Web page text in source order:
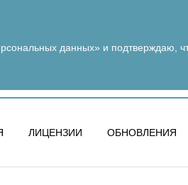
данных» и подтверждаю,
ЛИЦЕНЗИИ ОБНОВЛЕНИЯ